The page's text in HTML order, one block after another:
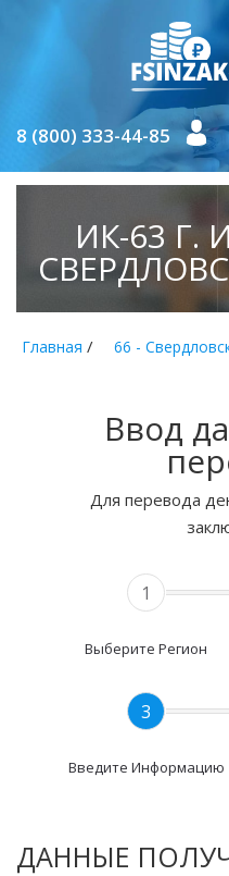
8 (800) 333-44-85
ИК-63 Г.
Главная / 66 -
Ввод
Для перевода
1
Выберите Регион
3
Введите Информацию
ДАННЫЕ